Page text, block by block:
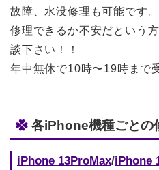
故障、水没修理も可能です。
修理できるか不安だという
談下さい！！
年中無休で10時〜19時まで
各iPhone機種ごとの
iPhone 13ProMax/iPhone